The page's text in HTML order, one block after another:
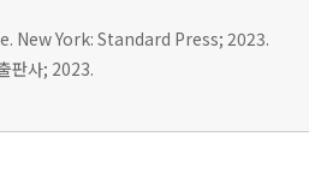
New York: Standard Press; 2023.
판사; 2023.